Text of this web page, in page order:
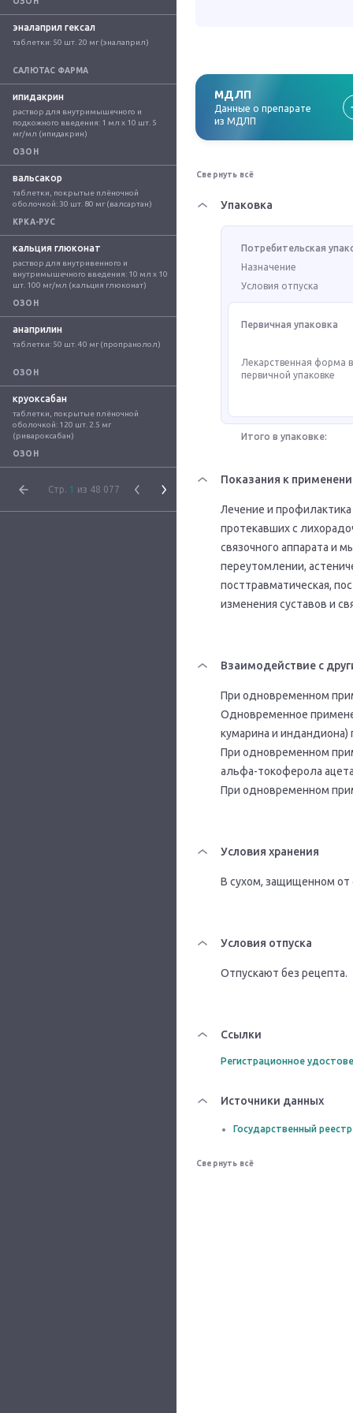
эналаприл гексал
таблетки: 50 шт. 20 мг (эналаприл)
САЛЮТАС ФАРМА
ипидакрин
раствор для внутримышечного и
подкожного введения: 1 мл x 10 шт. 5
мг/мл (ипидакрин)
ОЗОН
вальсакор
таблетки, покрытые плёночной
оболочкой: 30 шт. 80 мг (валсартан)
КРКА-РУС
кальция глюконат
раствор для внутривенного и
внутримышечного введения: 10 мл x 10
шт. 100 мг/мл (кальция глюконат)
ОЗОН
анаприлин
таблетки: 50 шт. 40 мг (пропранолол)
ОЗОН
круоксабан
таблетки, покрытые плёночной
оболочкой: 120 шт. 2.5 мг
(ривароксабан)
ОЗОН
Стр. 1 из 48 077
МДЛП
Данные о препарате
из МДЛП
Свернуть всё
Упаковка
Потребительская
Назначение
Условия отпуска
Первичная упаковка
Лекарственная форма
первичной упаковке
Итого в упаковке:
Показания к
Лечение и
протекавших с
связочного аппарата и
переутомлении,
посттравматическая,
изменения суставов и
Взаимодействие с
При одновременном
Одновременное
кумарина и
При одновременном
альфа-токоферола
При одновременном
Условия хранения
В сухом, защищенном от
Условия отпуска
Отпускают без рецепта.
Ссылки
Регистрационное
Источники данных
Государственный
Свернуть всё